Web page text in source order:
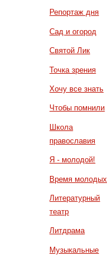
Репортаж дня
Сад и огород
Святой Лик
Точка зрения
Хочу все знать
Чтобы помнили
Школа
православия
Я - молодой!
Время молодых
Литературный
театр
Литдрама
Музыкальные